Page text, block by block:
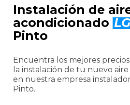
Instalación de
acondicionado LG
Pinto
Encuentra los mejores
la instalación de tu nuevo
en nuestra empresa
Pinto.